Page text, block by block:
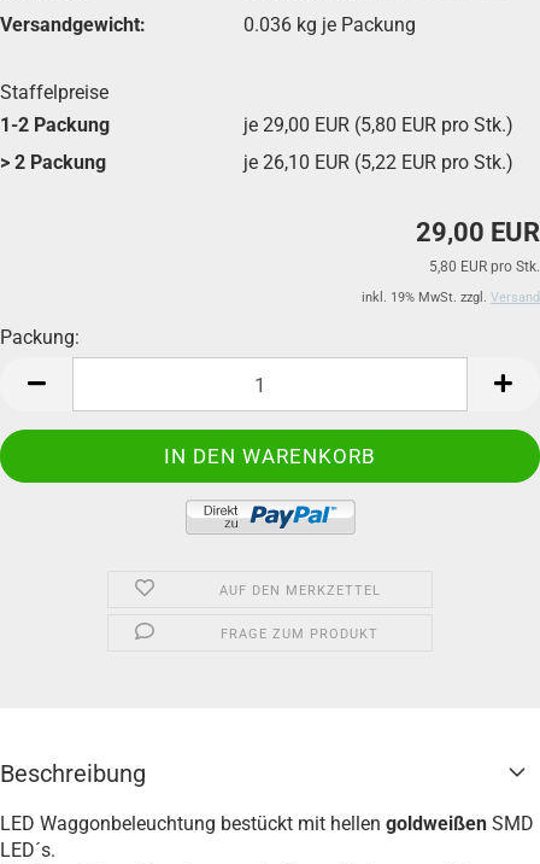
Versandgewicht: 0.036kg je Packung
Staffelpreise
1-2 Packung
je 29,00 EUR (5,80 EUR pro Stk.)
> 2 Packung
je 26,10 EUR (5,22 EUR pro Stk.)
29,00 EUR
5,80 EUR pro Stk.
inkl. 19% MwSt. zzgl. Versand
Packung:
AUF DEN MERKZETTEL
FRAGE ZUM PRODUKT
Beschreibung
LED Waggonbeleuchtung bestückt mit hellen goldweißen SMD
LED´s.